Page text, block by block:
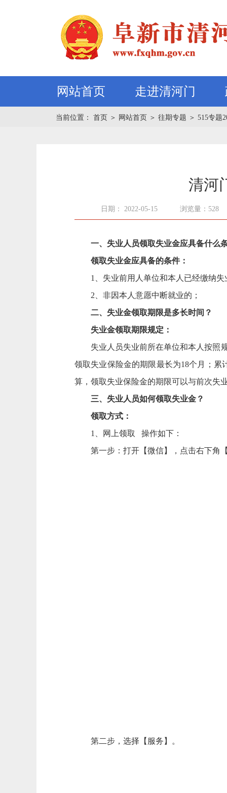
网站首页 走进清河门
当前位置： 首页 ＞ 网站首页 ＞ 往期专题 ＞ 515专题
清河
日期： 2022-05-15 浏览量：528
一、 失业人员领取失业金应具备什么
领取失业金应具备的条件：
1、失业前用人单位和本人已经缴纳失
2、非因本人意愿中断就业的；
二、失业金领取期限是多长时间？
失业金领取期限规定：
失业人员失业前所在单位和本人按照
领取失业保险金的期限最长为18个月；累
算，领取失业保险金的期限可以与前次失
三、失业人员如何领取失业金？
领取方式：
1、网上领取 操作如下：
第一步：打开【微信】，点击右下角【
第二步，选择【服务】。